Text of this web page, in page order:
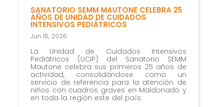
SANATORIO SEMM MAUTONE CELEBRA 25
AÑOS DE UNIDAD DE CUIDADOS
INTENSIVOS PEDIÁTRICOS
Jun 16, 2026
La Unidad de Cuidados Intensivos
Pediátricos (UCIP) del Sanatorio SEMM
Mautone celebra sus primeros 25 años de
actividad, consolidándose como un
servicio de referencia para la atención de
niños con cuadros graves en Maldonado y
en toda la región este del país.